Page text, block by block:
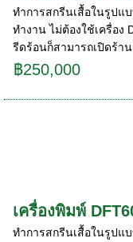
ทำการสกรีนเสื้อในรูปแ
ทำงาน ไม่ต้องใช้เครื่อง
รีดร้อนก็สามารถเปิดร้า
฿250,000
เครื่องพิมพ์
ทำการสกรีนเสื้อในรูปแ